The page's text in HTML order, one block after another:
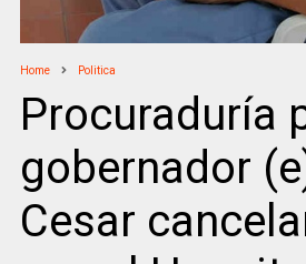
Home Politica
Procuraduría
gobernador
Cesar